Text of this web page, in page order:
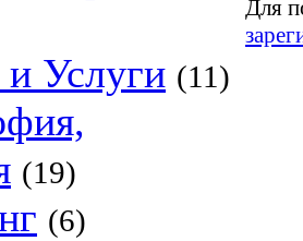
Услуги (11)
(19)
(6)
Для